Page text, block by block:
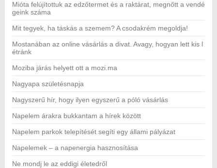
Mióta felújítottuk az edzőtermet és a raktárat, megnőtt a vendé
geink száma
Mit tegyek, ha táskás a szemem? A csodakrém megoldja!
Mostanában az online vásárlás a divat. Avagy, hogyan lett kis l
étránk
Moziba járás helyett ott a mozi.ma
Nagyapa születésnapja
Nagyszerű hír, hogy ilyen egyszerű a póló vásárlás
Napelem árakra bukkantam a hírek között
Napelem parkok telepítését segíti egy állami pályázat
Napelemek – a napenergia hasznosítása
Ne mondj le az eddigi életedről